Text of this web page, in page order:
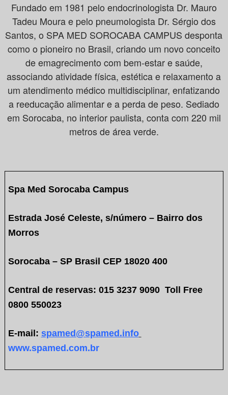
Fundado em 1981 pelo endocrinologista Dr. Mauro
Tadeu Moura e pelo pneumologista Dr. Sérgio dos
Santos, o SPA MED SOROCABA CAMPUS desponta
como o pioneiro no Brasil, criando um novo conceito
de emagrecimento com bem-estar e saúde,
associando atividade física, estética e relaxamento a
um atendimento médico multidisciplinar, enfatizando
a reeducação alimentar e a perda de peso. Sediado
em Sorocaba, no interior paulista, conta com 220 mil
metros de área verde.
Spa Med Sorocaba Campus
Estrada José Celeste, s/número – Bairro dos
Morros
Sorocaba – SP Brasil CEP 18020 400
Central de reservas: 015 3237 9090 Toll Free
0800 550023
E-mail: spamed@spamed.info
www.spamed.com.br